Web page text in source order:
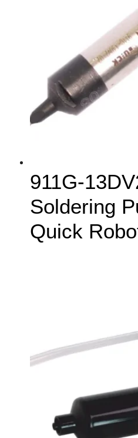
911G-
Soldering
Quick